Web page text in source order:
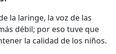
la laringe, la voz de las
débil; por eso tuve que
la calidad de los niños.